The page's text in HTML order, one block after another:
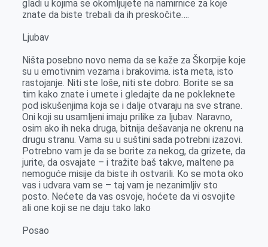
gladi u kojima se okomljujete na namirnice za koje
znate da biste trebali da ih preskočite….
Ljubav
Ništa posebno novo nema da se kaže za Škorpije koje
su u emotivnim vezama i brakovima. ista meta, isto
rastojanje. Niti ste loše, niti ste dobro. Borite se sa
tim kako znate i umete i gledajte da ne pokleknete
pod iskušenjima koja se i dalje otvaraju na sve strane.
Oni koji su usamljeni imaju prilike za ljubav. Naravno,
osim ako ih neka druga, bitnija dešavanja ne okrenu na
drugu stranu. Vama su u suštini sada potrebni izazovi.
Potrebno vam je da se borite za nekog, da grizete, da
jurite, da osvajate – i tražite baš takve, maltene pa
nemoguće misije da biste ih ostvarili. Ko se mota oko
vas i udvara vam se – taj vam je nezanimljiv sto
posto. Nećete da vas osvoje, hoćete da vi osvojite
ali one koji se ne daju tako lako
Posao